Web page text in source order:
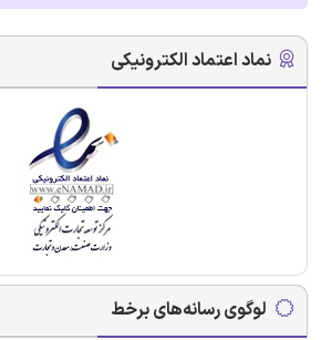
نماد اعتماد الکترونیکی
لوگوی رسانه‌های برخط